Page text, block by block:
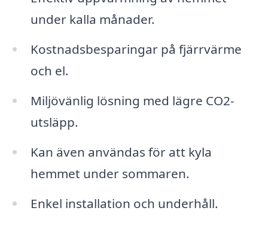
under kalla månader.
Kostnadsbesparingar på fjärrvärme
och el.
Miljövänlig lösning med lägre CO2-
utsläpp.
Kan även användas för att kyla
hemmet under sommaren.
Enkel installation och underhåll.